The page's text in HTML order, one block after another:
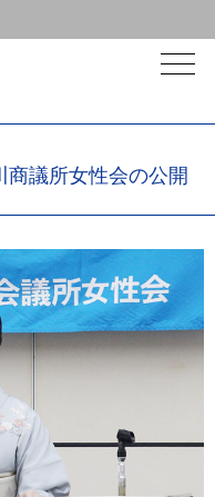
議所女性会の公開